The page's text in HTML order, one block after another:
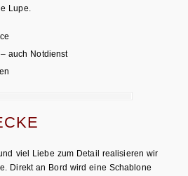
Lupe.
auch Notdienst
viel Liebe zum Detail realisieren wir
Direkt an Bord wird eine Schablone